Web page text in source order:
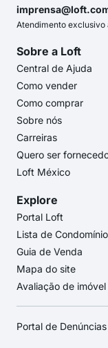
Atendimento exclusivo
Sobre a Loft
Central de Ajuda
Como vender
Como comprar
Sobre nós
Carreiras
Quero ser
Loft México
Explore
Portal Loft
Lista de
Guia de Venda
Mapa do site
Avaliação de imóvel
Portal de Denúncias